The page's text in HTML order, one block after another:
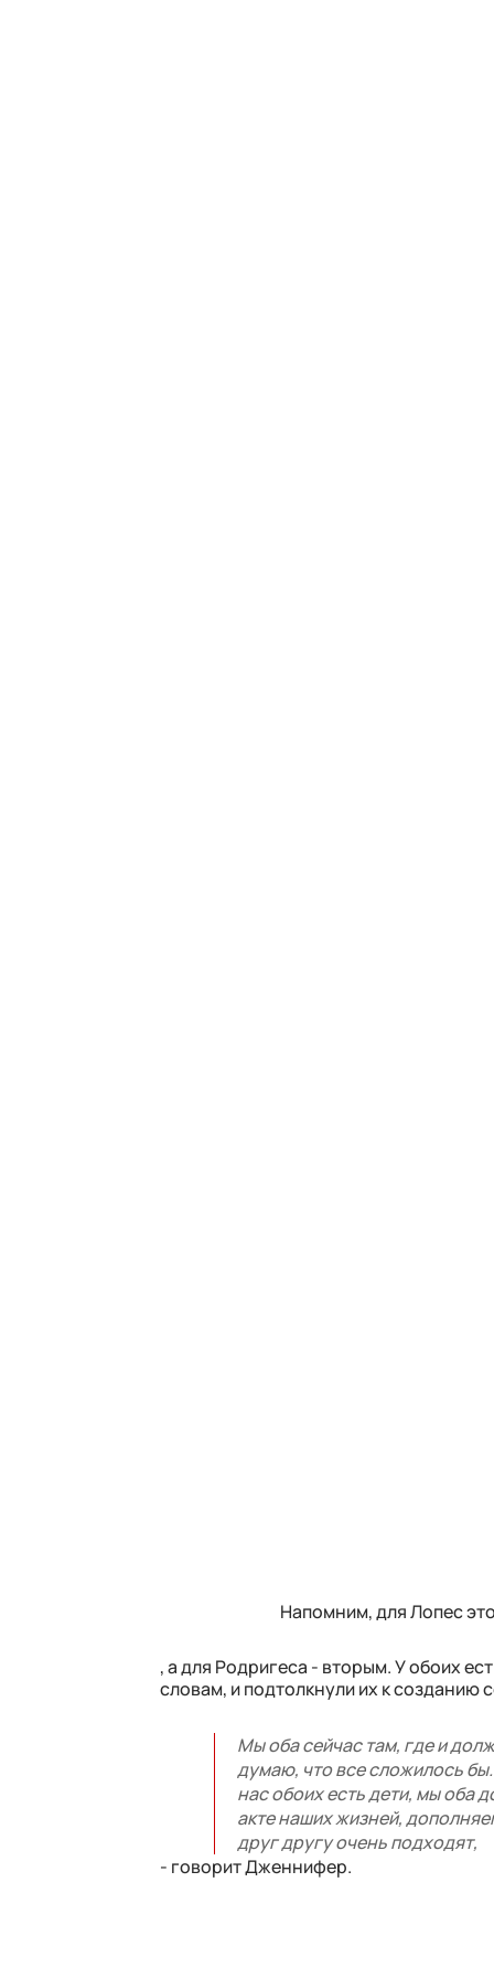
Напомним, для Лопес
, а для Родригеса - вторым. У обоих
словам, и подтолкнули их к созданию
Мы оба сейчас там, где и
думаю, что все сложилось
нас обоих есть дети, мы оба
акте наших жизней,
друг другу очень подходят,
- говорит Дженнифер.